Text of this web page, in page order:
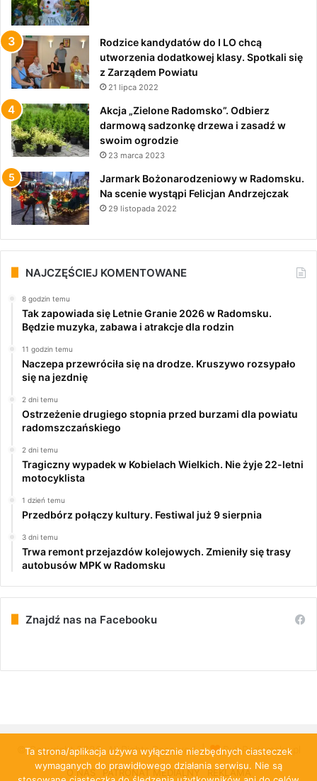
Rodzice kandydatów do I LO chcą
utworzenia dodatkowej klasy. Spotkali się
z Zarządem Powiatu
21 lipca 2022
Akcja „Zielone Radomsko”. Odbierz
darmową sadzonkę drzewa i zasadź w
swoim ogrodzie
23 marca 2023
Jarmark Bożonarodzeniowy w Radomsku.
Na scenie wystąpi Felicjan Andrzejczak
29 listopada 2022
NAJCZĘŚCIEJ KOMENTOWANE
8 godzin temu
Tak zapowiada się Letnie Granie 2026 w Radomsku.
Będzie muzyka, zabawa i atrakcje dla rodzin
11 godzin temu
Naczepa przewróciła się na drodze. Kruszywo rozsypało
się na jezdnię
2 dni temu
Ostrzeżenie drugiego stopnia przed burzami dla powiatu
radomszczańskiego
2 dni temu
Tragiczny wypadek w Kobielach Wielkich. Nie żyje 22-letni
motocyklista
1 dzień temu
Przedbórz połączy kultury. Festiwal już 9 sierpnia
3 dni temu
Trwa remont przejazdów kolejowych. Zmieniły się trasy
autobusów MPK w Radomsku
Znajdź nas na Facebooku
© Copyright 2026, All Rights Reserved | PulsRadomska.pl
O NAS PATRONAT MEDIALNY REKLAMA
Ta strona/aplikacja używa wyłącznie niezbędnych ciasteczek
wymaganych do prawidłowego działania serwisu. Nie są